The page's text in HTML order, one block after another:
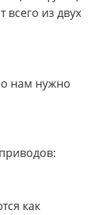
всего из двух
нам нужно
как